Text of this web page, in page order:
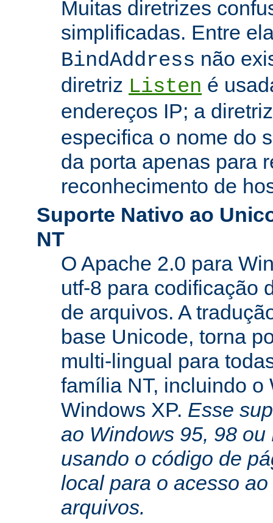
Muitas diretrizes
simplificadas. Entre
BindAddress não
diretriz Listen é
endereços IP; a
especifica o nome do
da porta apenas para
reconhecimento de
Suporte Nativo ao
NT
O Apache 2.0 para
utf-8 para codificação
de arquivos. A
base Unicode, torna
multi-lingual para
família NT, incluindo o
Windows XP. Esse
ao Windows 95, 98
usando o código de
local para o acesso
arquivos.